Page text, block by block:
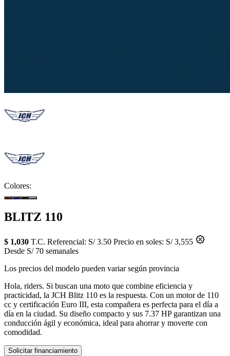
Colores:
BLITZ 110
$ 1,030 T.C. Referencial: S/ 3.50 Precio en soles: S/ 3,555
Desde S/ 70 semanales
Los precios del modelo pueden variar según provincia
Hola, riders. Si buscan una moto que combine eficiencia y
practicidad, la JCH Blitz 110 es la respuesta. Con un motor de 110
cc y certificación Euro III, esta compañera es perfecta para el día a
día en la ciudad. Su diseño compacto y sus 7.37 HP garantizan una
conducción ágil y económica, ideal para ahorrar y moverte con
comodidad.
Solicitar financiamiento